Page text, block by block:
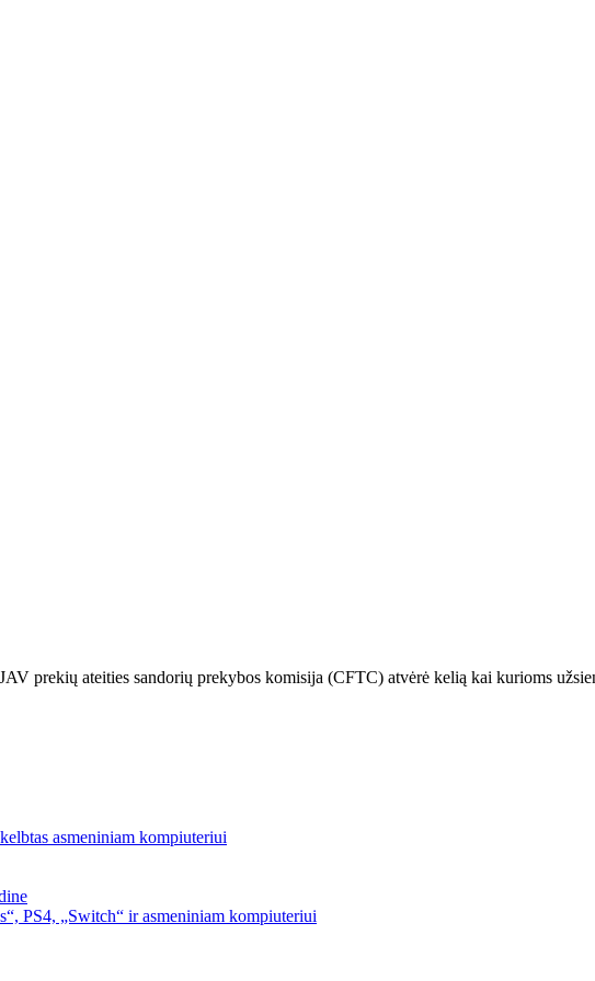
prekių ateities sandorių prekybos komisija (CFTC) atvėrė kelią kai kurioms
asmeniniam kompiuteriui
PS4, „Switch“ ir asmeniniam kompiuteriui